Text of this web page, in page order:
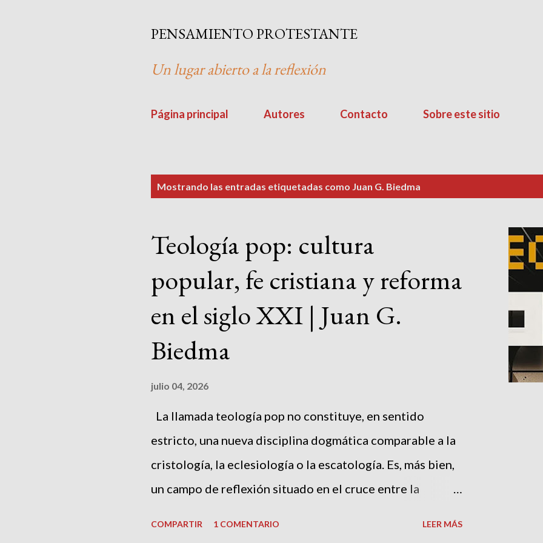
PENSAMIENTO PROTESTANTE
Un lugar abierto a la reflexión
Página principal Autores Contacto Sobre este sitio
Mostrando las entradas etiquetadas como Juan G. Biedma
Teología pop: cultura
popular, fe cristiana y reforma
en el siglo XXI | Juan G.
Biedma
julio 04, 2026
La llamada teología pop no constituye, en sentido
estricto, una nueva disciplina dogmática comparable a la
cristología, la eclesiología o la escatología. Es, más bien,
un campo de reflexión situado en el cruce entre la
COMPARTIR 1 COMENTARIO LEER MÁS